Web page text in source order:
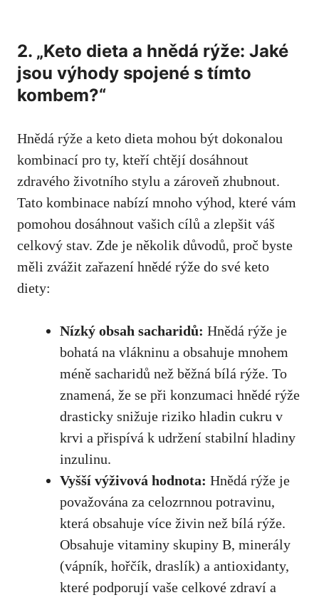
2. „Keto dieta a hnědá rýže: Jaké
jsou výhody ⁢spojené s tímto
kombem?“
Hnědá rýže a keto dieta mohou⁣ být dokonalou
kombinací pro ty, kteří chtějí dosáhnout
zdravého životního stylu a zároveň zhubnout.​
Tato kombinace nabízí mnoho výhod, které vám
pomohou dosáhnout vašich cílů a zlepšit váš
celkový stav. Zde je několik ‍důvodů, proč byste
měli zvážit⁢ zařazení hnědé rýže do své keto
diety:
Nízký obsah sacharidů: Hnědá rýže je
bohatá na vlákninu a obsahuje ⁢mnohem
méně sacharidů než běžná ⁤bílá rýže. To
znamená, ​že se při konzumaci hnědé rýže
drasticky snižuje riziko‌ hladin cukru v
krvi a přispívá k udržení stabilní ​hladiny
inzulinu.
Vyšší výživová ⁤hodnota: Hnědá rýže je ​
považována za celozrnnou potravinu,
která obsahuje více živin než bílá rýže.
Obsahuje vitaminy skupiny B, minerály
(vápník, hořčík, draslík) a antioxidanty,
které​ podporují vaše celkové zdraví ⁤a